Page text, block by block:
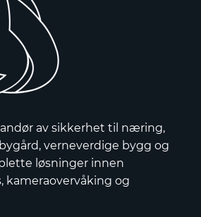
av sikkerhet til næring,
verneverdige bygg og
løsninger innen
kameraovervåking og